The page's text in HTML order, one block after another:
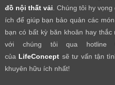
đồ nội thất vải . Chúng tôi hy
ích để giúp bạn bảo quản các
bạn có bất kỳ băn khoăn hay
với chúng tôi qua hotline
của LifeConcept sẽ tư vấn tận
khuyên hữu ích nhất!